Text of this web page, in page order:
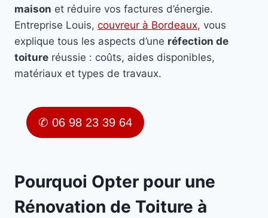
maison et réduire vos factures d’énergie.
Entreprise Louis, couvreur à Bordeaux, vous
explique tous les aspects d’une réfection de
toiture réussie : coûts, aides disponibles,
matériaux et types de travaux.
✆ 06 98 23 39 64
Pourquoi Opter pour une
Rénovation de Toiture à